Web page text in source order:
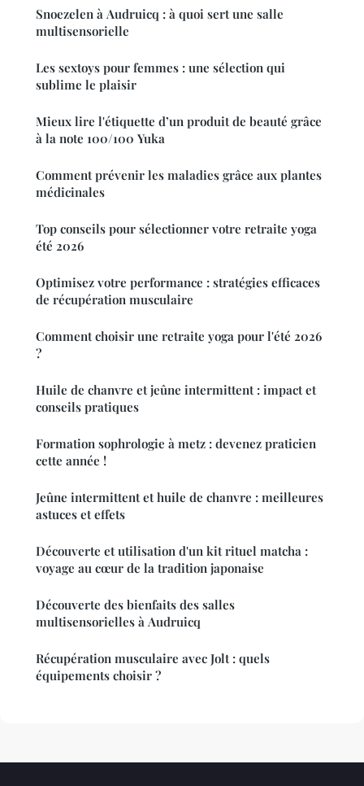
Snoezelen à Audruicq : à quoi sert une salle
multisensorielle
Les sextoys pour femmes : une sélection qui
sublime le plaisir
Mieux lire l'étiquette d’un produit de beauté grâce
à la note 100/100 Yuka
Comment prévenir les maladies grâce aux plantes
médicinales
Top conseils pour sélectionner votre retraite yoga
été 2026
Optimisez votre performance : stratégies efficaces
de récupération musculaire
Comment choisir une retraite yoga pour l'été 2026
?
Huile de chanvre et jeûne intermittent : impact et
conseils pratiques
Formation sophrologie à metz : devenez praticien
cette année !
Jeûne intermittent et huile de chanvre : meilleures
astuces et effets
Découverte et utilisation d'un kit rituel matcha :
voyage au cœur de la tradition japonaise
Découverte des bienfaits des salles
multisensorielles à Audruicq
Récupération musculaire avec Jolt : quels
équipements choisir ?